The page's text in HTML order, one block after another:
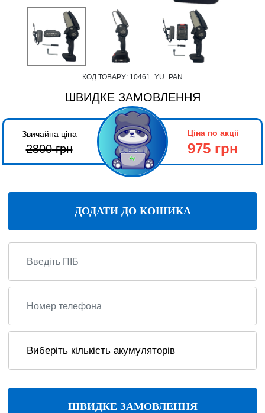
КОД ТОВАРУ: 10461_YU_PAN
ШВИДКЕ ЗАМОВЛЕННЯ
Звичайна ціна
2800грн
Ціна по акціі
975 грн
ДОДАТИ ДО КОШИКА
ШВИДКЕ ЗАМОВЛЕННЯ